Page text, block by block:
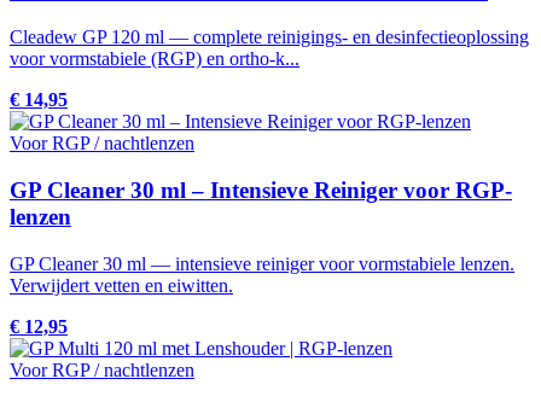
Cleadew GP 120 ml — complete reinigings- en desinfectieoplossing
voor vormstabiele (RGP) en ortho-k...
€ 14,95
Voor RGP / nachtlenzen
GP Cleaner 30 ml – Intensieve Reiniger voor RGP-
lenzen
GP Cleaner 30 ml — intensieve reiniger voor vormstabiele lenzen.
Verwijdert vetten en eiwitten.
€ 12,95
Voor RGP / nachtlenzen